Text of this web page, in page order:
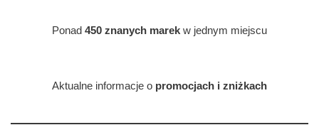
Ponad 450 znanych marek w jednym miejscu
Aktualne informacje o promocjach i zniżkach